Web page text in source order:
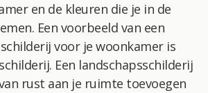
en de kleuren die je in de
Een voorbeeld van een
voor je woonkamer is
Een landschapsschilderij
rust aan je ruimte toevoegen